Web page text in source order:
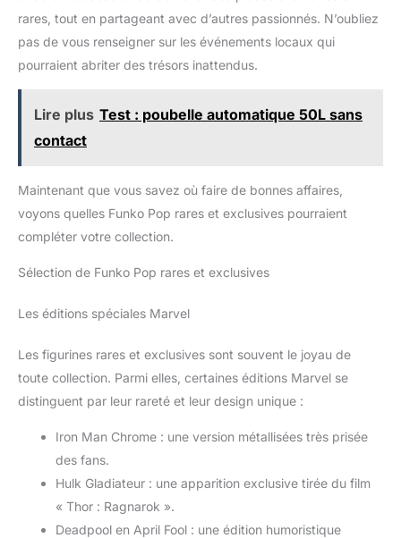
rares, tout en partageant avec d’autres passionnés. N’oubliez
pas de vous renseigner sur les événements locaux qui
pourraient abriter des trésors inattendus.
Lire plus Test : poubelle automatique 50L sans
contact
Maintenant que vous savez où faire de bonnes affaires,
voyons quelles Funko Pop rares et exclusives pourraient
compléter votre collection.
Sélection de Funko Pop rares et exclusives
Les éditions spéciales Marvel
Les figurines rares et exclusives sont souvent le joyau de
toute collection. Parmi elles, certaines éditions Marvel se
distinguent par leur rareté et leur design unique :
Iron Man Chrome : une version métallisées très prisée
des fans.
Hulk Gladiateur : une apparition exclusive tirée du film
« Thor : Ragnarok ».
Deadpool en April Fool : une édition humoristique